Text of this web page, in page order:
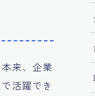
来、企業
活躍でき